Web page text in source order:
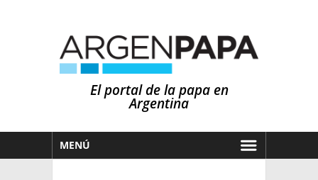
El portal de la papa en
Argentina
MENÚ